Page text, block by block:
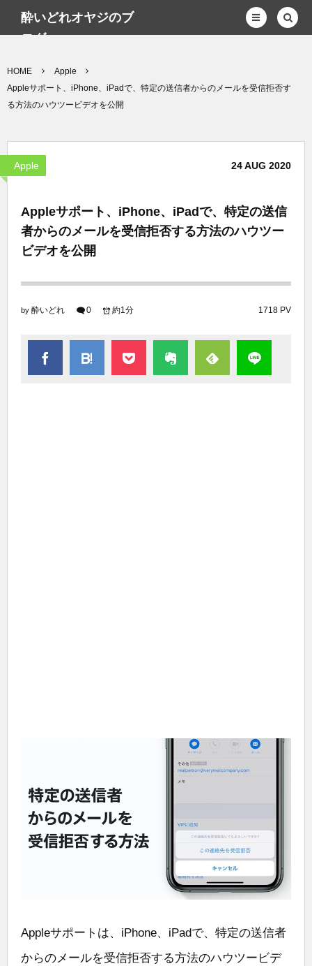
酔いどれオヤジのブ
ログwp
HOME
Apple
Appleサポート、iPhone、iPadで、特定の送信者からのメールを受信拒否す
る方法のハウツービデオを公開
Apple 24AUG 2020
Appleサポート、iPhone、iPadで、特定の送信
者からのメールを受信拒否する方法のハウツー
ビデオを公開
by 酔いどれ 0 1718 PV
約1分
Appleサポートは、iPhone、iPadで、特定の送信者
からのメールを受信拒否する方法のハウツービデ